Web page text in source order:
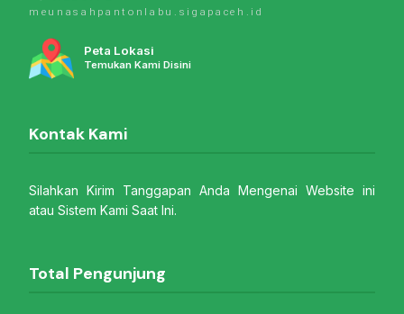
meunasahpantonlabu.sigapaceh.id
Peta Lokasi
Temukan Kami Disini
Kontak Kami
Silahkan Kirim Tanggapan Anda Mengenai Website ini
atau Sistem Kami Saat Ini.
Total Pengunjung